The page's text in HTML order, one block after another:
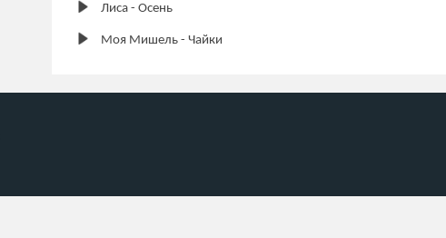
Лиса - Осень
Моя Мишель - Чайки